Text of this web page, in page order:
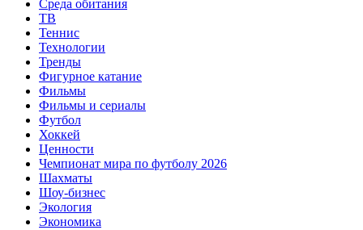
Среда обитания
ТВ
Теннис
Технологии
Тренды
Фигурное катание
Фильмы
Фильмы и сериалы
Футбол
Хоккей
Ценности
Чемпионат мира по футболу 2026
Шахматы
Шоу-бизнес
Экология
Экономика